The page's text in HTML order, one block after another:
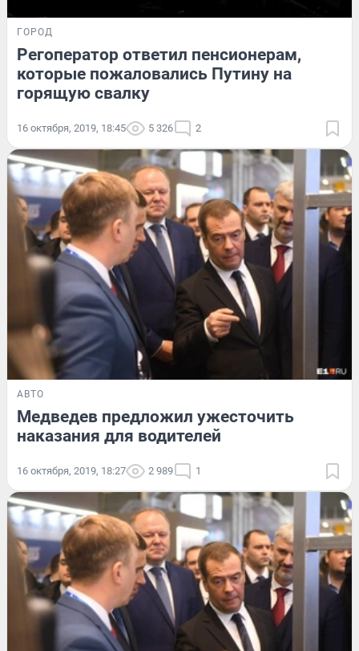
ГОРОД
Регоператор ответил пенсионерам,
которые пожаловались Путину на
горящую свалку
16 октября, 2019, 18:45 5 326 2
АВТО
Медведев предложил ужесточить
наказания для водителей
16 октября, 2019, 18:27 2 989 1